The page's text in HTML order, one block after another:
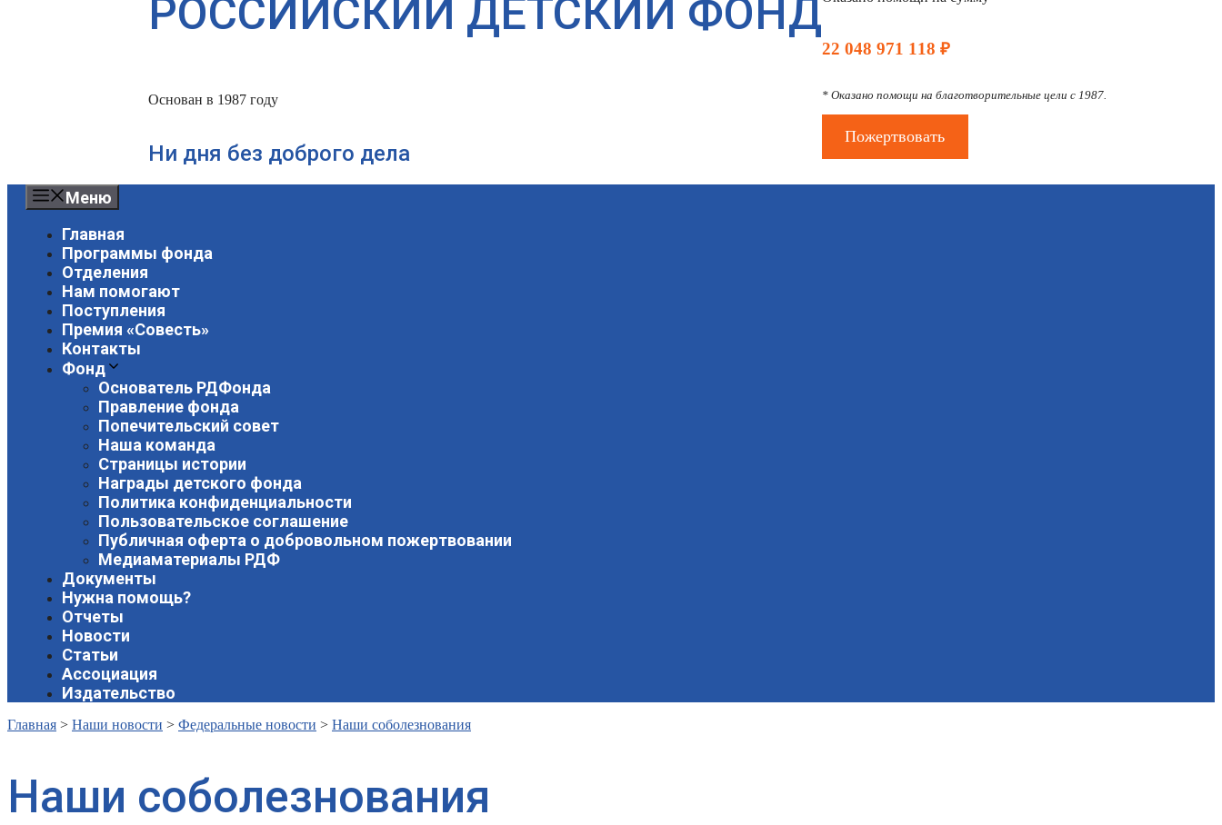
РОССИЙСКИЙ ДЕТСКИЙ ФОНД
Основан в 1987 году
Ни дня без доброго дела
22 048 971 118 ₽
* Оказано помощи на благотворительные цели с 1987.
Пожертвовать
Меню
Главная
Программы фонда
Отделения
Нам помогают
Поступления
Премия «Совесть»
Контакты
Фонд
Основатель РДФонда
Правление фонда
Попечительский совет
Наша команда
Страницы истории
Награды детского фонда
Политика конфиденциальности
Пользовательское соглашение
Публичная оферта о добровольном пожертвовании
Медиаматериалы РДФ
Документы
Нужна помощь?
Отчеты
Новости
Статьи
Ассоциация
Издательство
Главная > Наши новости > Федеральные новости > Наши соболезнования
Наши соболезнования